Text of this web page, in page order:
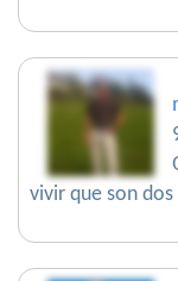
vivir que son dos